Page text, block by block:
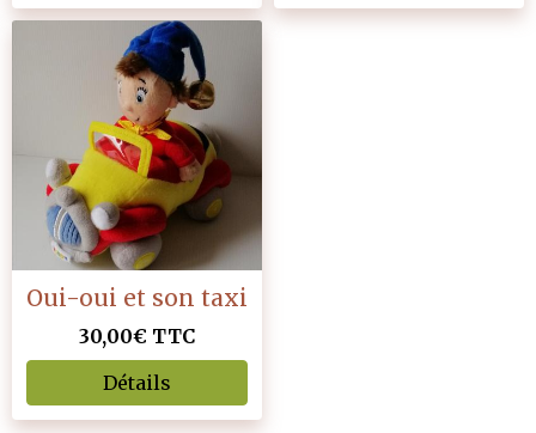
Oui-oui et son taxi
30,00€ TTC
Détails